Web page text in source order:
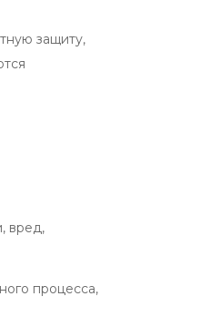
защиту,
вред,
процесса,